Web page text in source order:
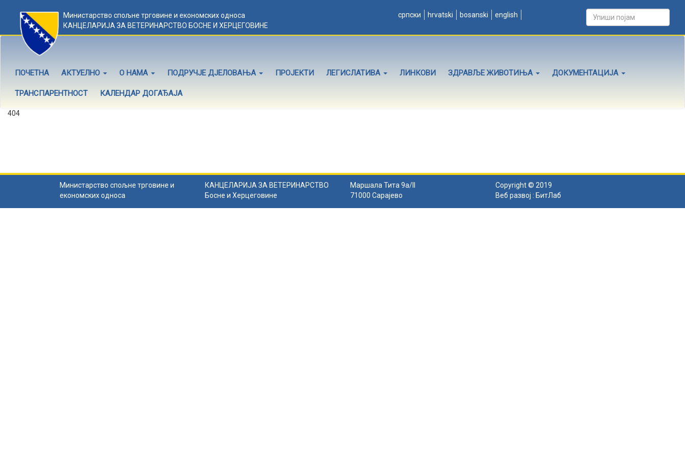
Министарство спољне трговине и економских односа
КАНЦЕЛАРИЈА ЗА ВЕТЕРИНАРСТВО БОСНЕ И ХЕРЦЕГОВИНЕ
српски hrvatski bosanski english
ПОЧЕТНА АКТУЕЛНО О НАМА ПОДРУЧЈЕ ДЈЕЛОВАЊА ПРОЈЕКТИ ЛЕГИСЛАТИВА ЛИНКОВИ ЗДРАВЉЕ ЖИВОТИЊА ДОКУМЕНТАЦИЈА
ТРАНСПАРЕНТНОСТ КАЛЕНДАР ДОГАЂАЈА
404
Министарство спољне трговине и
економских односа
КАНЦЕЛАРИЈА ЗА ВЕТЕРИНАРСТВО
Босне и Херцеговине
Маршала Тита 9а/II
71000 Сарајево
Copyright © 2019
Веб развој : БитЛаб